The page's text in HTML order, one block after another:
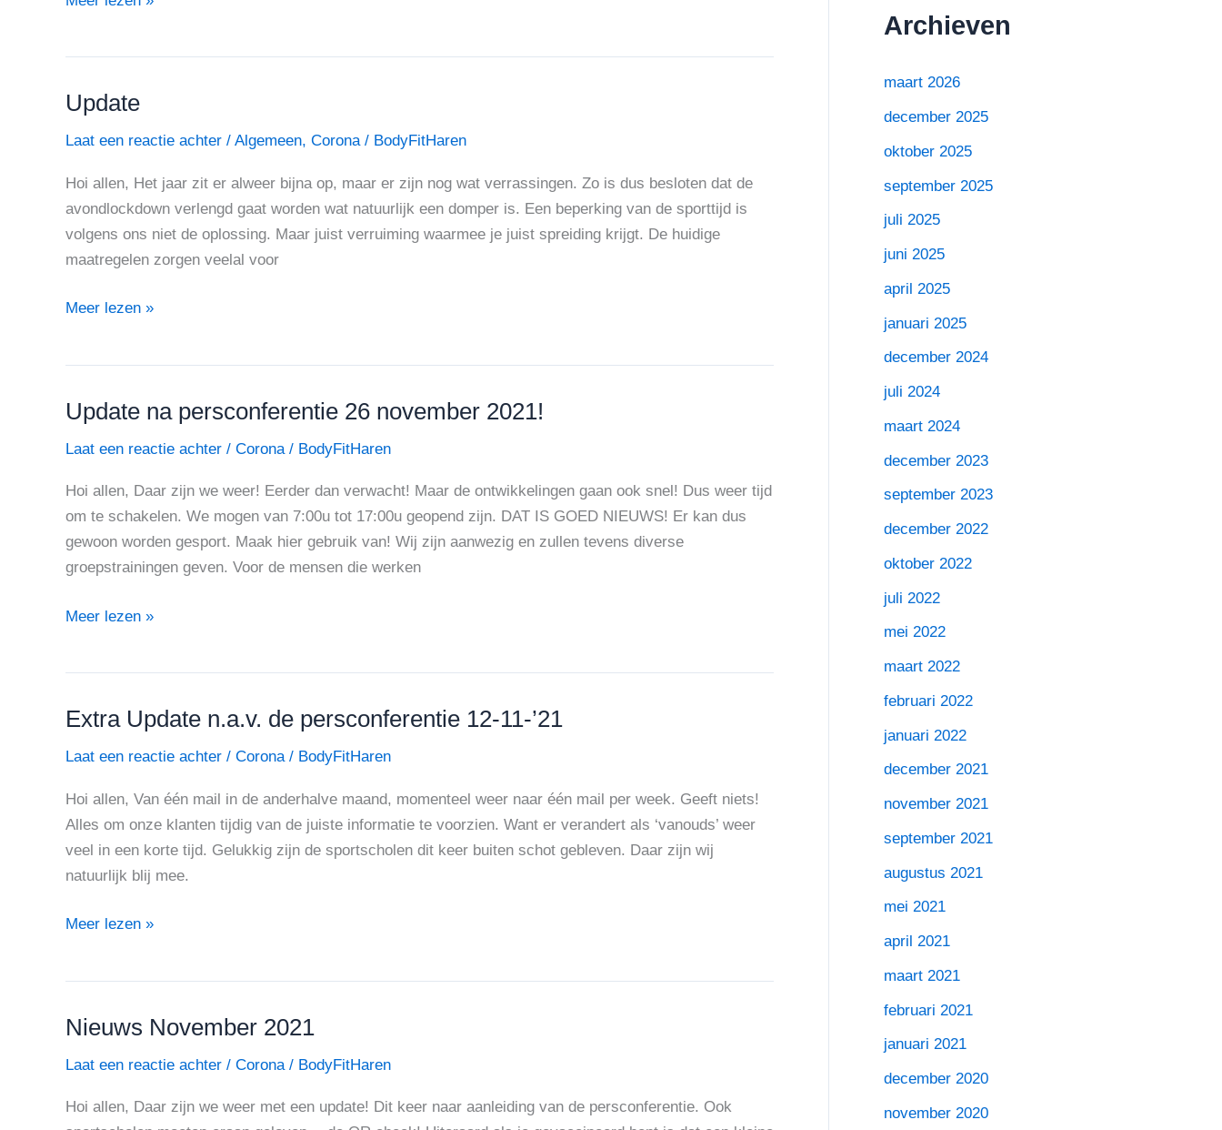
Update
Laat een reactie achter / Algemeen, Corona/ BodyFitHaren
Hoi allen, Het jaar zit er alweer bijna op, maar er zijn nog wat verrassingen. Zo is dus besloten dat de
avondlockdown verlengd gaat worden wat natuurlijk een domper is. Een beperking van de sporttijd is
volgens ons niet de oplossing. Maar juist verruiming waarmee je juist spreiding krijgt. De huidige
maatregelen zorgen veelal voor
Update
Meer lezen »
Update na persconferentie 26 november 2021!
Laat een reactie achter / Corona/ BodyFitHaren
Hoi allen, Daar zijn we weer! Eerder dan verwacht! Maar de ontwikkelingen gaan ook snel! Dus weer tijd
om te schakelen. We mogen van 7:00u tot 17:00u geopend zijn. DAT IS GOED NIEUWS! Er kan dus
gewoon worden gesport. Maak hier gebruik van! Wij zijn aanwezig en zullen tevens diverse
groepstrainingen geven. Voor de mensen die werken
Update
persconferentie
26
november
2021!
Meer lezen »
Extra Update n.a.v. de persconferentie 12-11-’21
Laat een reactie achter / Corona/ BodyFitHaren
Hoi allen, Van één mail in de anderhalve maand, momenteel weer naar één mail per week. Geeft niets!
Alles om onze klanten tijdig van de juiste informatie te voorzien. Want er verandert als ‘vanouds’ weer
veel in een korte tijd. Gelukkig zijn de sportscholen dit keer buiten schot gebleven. Daar zijn wij
natuurlijk blij mee.
Extra
n.a.v.
de
persconferentie
12-
11-’21
Meer lezen »
Nieuws November 2021
Laat een reactie achter / Corona/ BodyFitHaren
Hoi allen, Daar zijn we weer met een update! Dit keer naar aanleiding van de persconferentie. Ook
Nieuws
2021
Archieven
maart 2026
december 2025
oktober 2025
september 2025
juli 2025
juni 2025
april 2025
januari 2025
december 2024
juli 2024
maart 2024
december 2023
september 2023
december 2022
oktober 2022
juli 2022
mei 2022
maart 2022
februari 2022
januari 2022
december 2021
november 2021
september 2021
augustus 2021
mei 2021
april 2021
maart 2021
februari 2021
januari 2021
december 2020
november 2020